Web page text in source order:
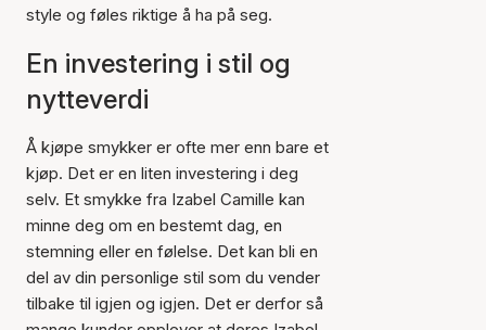
style og føles riktige å ha på seg.
En investering i stil og
nytteverdi
Å kjøpe smykker er ofte mer enn bare et
kjøp. Det er en liten investering i deg
selv. Et smykke fra Izabel Camille kan
minne deg om en bestemt dag, en
stemning eller en følelse. Det kan bli en
del av din personlige stil som du vender
tilbake til igjen og igjen. Det er derfor så